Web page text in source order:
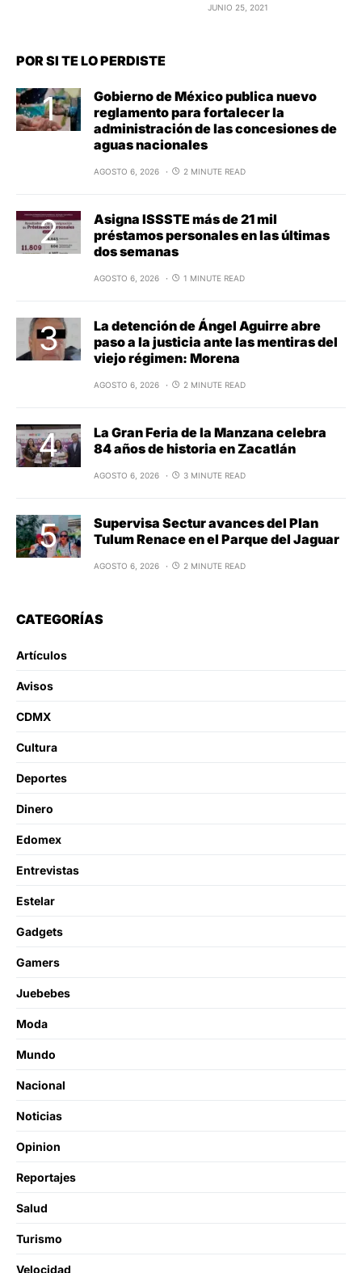
JUNIO 25, 2021
POR SI TE LO PERDISTE
Gobierno de México publica nuevo
reglamento para fortalecer la
administración de las concesiones de
aguas nacionales
AGOSTO 6, 2026 2 MINUTE READ
Asigna ISSSTE más de 21 mil
préstamos personales en las últimas
dos semanas
AGOSTO 6, 2026 1 MINUTE READ
La detención de Ángel Aguirre abre
paso a la justicia ante las mentiras del
viejo régimen: Morena
AGOSTO 6, 2026 2 MINUTE READ
La Gran Feria de la Manzana celebra
84 años de historia en Zacatlán
AGOSTO 6, 2026 3 MINUTE READ
Supervisa Sectur avances del Plan
Tulum Renace en el Parque del Jaguar
AGOSTO 6, 2026 2 MINUTE READ
CATEGORÍAS
Artículos
Avisos
CDMX
Cultura
Deportes
Dinero
Edomex
Entrevistas
Estelar
Gadgets
Gamers
Juebebes
Moda
Mundo
Nacional
Noticias
Opinion
Reportajes
Salud
Turismo
Velocidad